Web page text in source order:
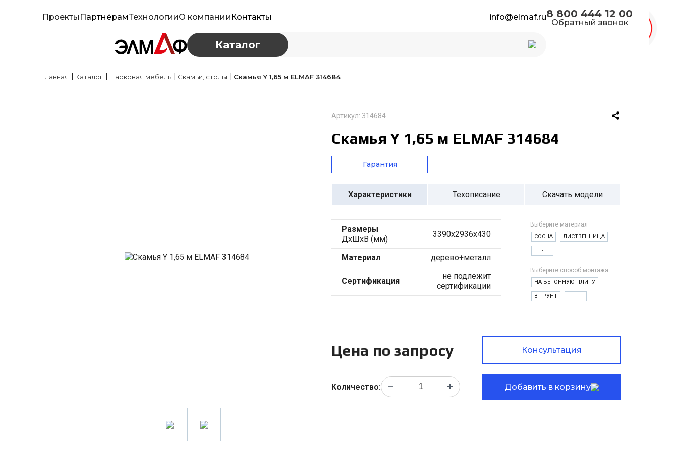
Проекты ПартнёрамТехнологииО компании Контакты info@elmaf.ru8 800 444 12 00
Обратный звонок
Каталог
Главная | Каталог | Парковая мебель | Скамьи, столы | Скамья Y 1,65 м ELMAF 314684
Артикул: 314684
Скамья Y 1,65 м ELMAF 314684
Гарантия
Характеристики Техописание Скачать модели
Размеры
ДхШхВ (мм)
3390х2936х430
Материал дерево+металл
Сертификация
не подлежит
сертификации
Выберите материал
СОСНА ЛИСТВЕННИЦА
-
Выберите способ монтажа
НА БЕТОННУЮ ПЛИТУ
В ГРУНТ -
Цена по запросу Консультация
Количество: Добавить в корзину
Каталог 2026